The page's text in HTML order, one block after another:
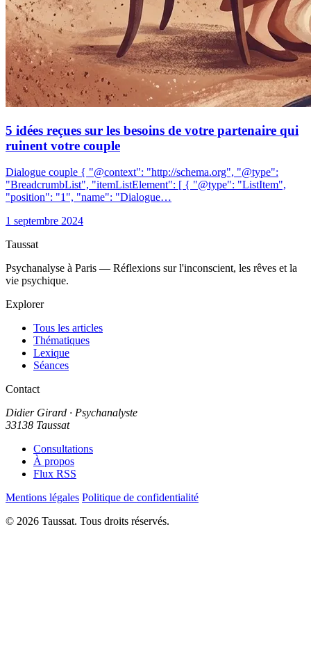
5 idées reçues sur les besoins de votre partenaire qui
ruinent votre couple
Dialogue couple { "@context": "http://schema.org", "@type":
"BreadcrumbList", "itemListElement": [ { "@type": "ListItem",
"position": "1", "name": "Dialogue…
1 septembre 2024
Taussat
Psychanalyse à Paris — Réflexions sur l'inconscient, les rêves et la
vie psychique.
Explorer
Tous les articles
Thématiques
Lexique
Séances
Contact
Didier Girard · Psychanalyste
33138 Taussat
Consultations
À propos
Flux RSS
Mentions légales Politique de confidentialité
© 2026 Taussat. Tous droits réservés.